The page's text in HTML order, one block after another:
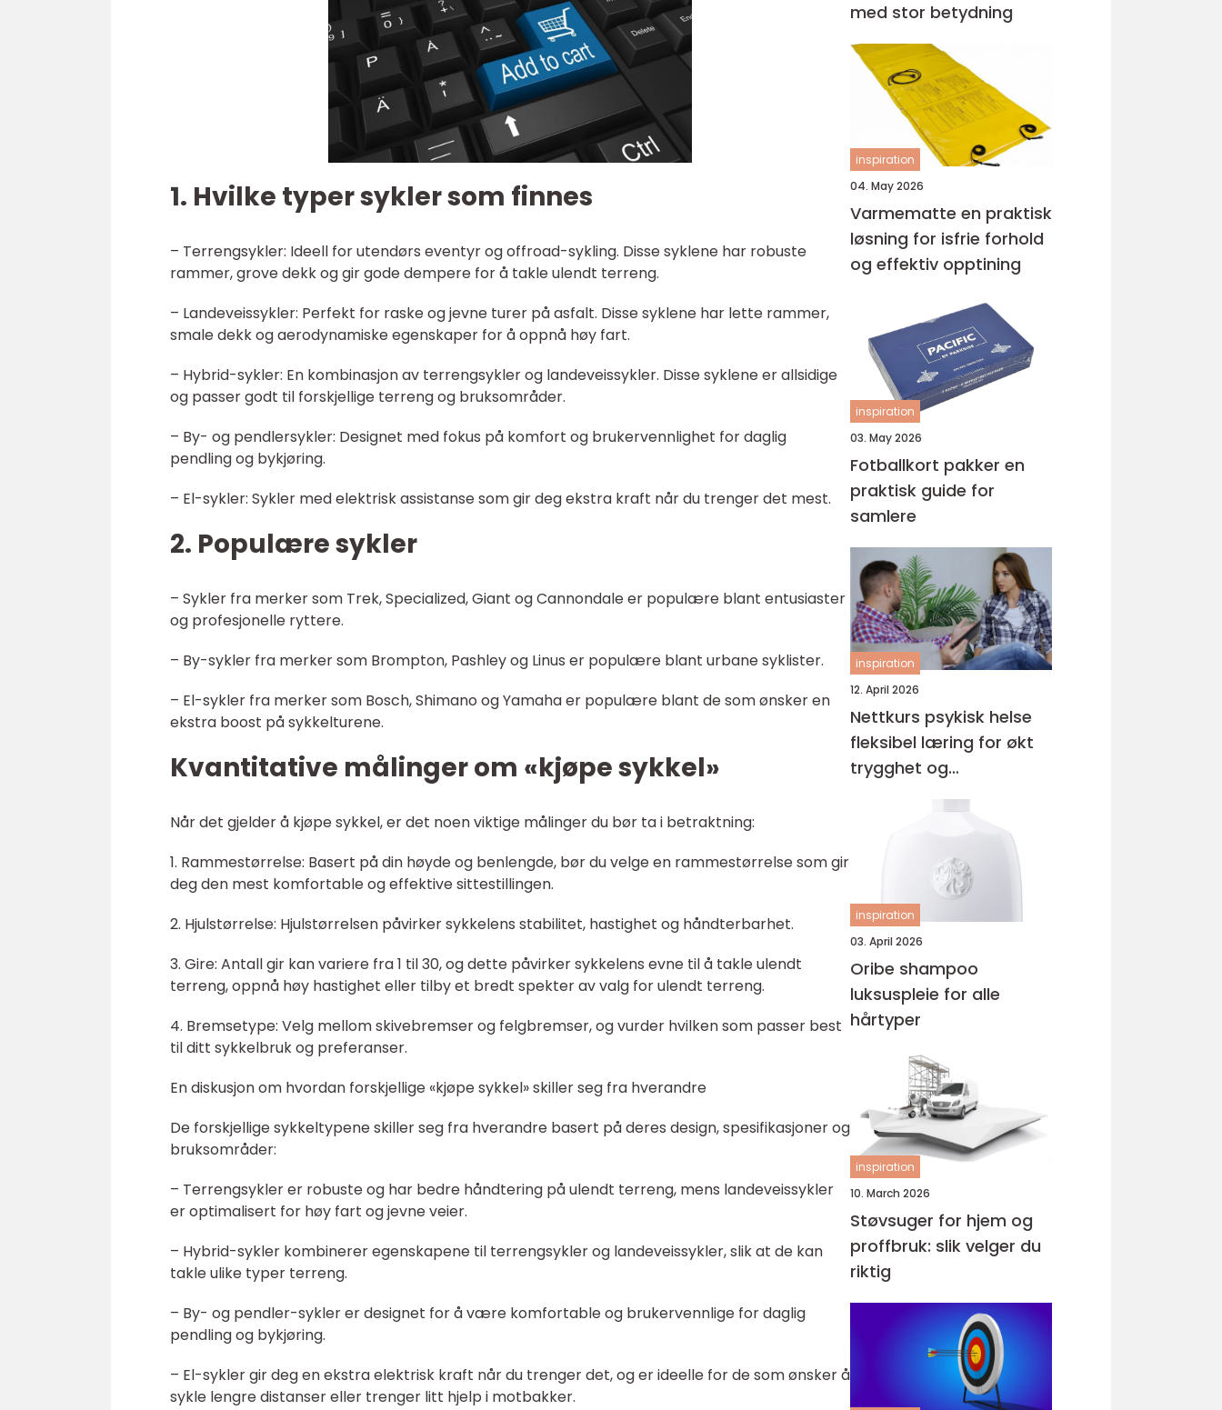
1. Hvilke typer sykler som finnes
– Terrengsykler: Ideell for utendørs eventyr og offroad-sykling. Disse syklene har robuste
rammer, grove dekk og gir gode dempere for å takle ulendt terreng.
– Landeveissykler: Perfekt for raske og jevne turer på asfalt. Disse syklene har lette rammer,
smale dekk og aerodynamiske egenskaper for å oppnå høy fart.
– Hybrid-sykler: En kombinasjon av terrengsykler og landeveissykler. Disse syklene er allsidige
og passer godt til forskjellige terreng og bruksområder.
– By- og pendlersykler: Designet med fokus på komfort og brukervennlighet for daglig
pendling og bykjøring.
– El-sykler: Sykler med elektrisk assistanse som gir deg ekstra kraft når du trenger det mest.
2. Populære sykler
– Sykler fra merker som Trek, Specialized, Giant og Cannondale er populære blant entusiaster
og profesjonelle ryttere.
– By-sykler fra merker som Brompton, Pashley og Linus er populære blant urbane syklister.
– El-sykler fra merker som Bosch, Shimano og Yamaha er populære blant de som ønsker en
ekstra boost på sykkelturene.
Kvantitative målinger om «kjøpe sykkel»
Når det gjelder å kjøpe sykkel, er det noen viktige målinger du bør ta i betraktning:
1. Rammestørrelse: Basert på din høyde og benlengde, bør du velge en rammestørrelse som gir
deg den mest komfortable og effektive sittestillingen.
2. Hjulstørrelse: Hjulstørrelsen påvirker sykkelens stabilitet, hastighet og håndterbarhet.
3. Gire: Antall gir kan variere fra 1 til 30, og dette påvirker sykkelens evne til å takle ulendt
terreng, oppnå høy hastighet eller tilby et bredt spekter av valg for ulendt terreng.
4. Bremsetype: Velg mellom skivebremser og felgbremser, og vurder hvilken som passer best
til ditt sykkelbruk og preferanser.
En diskusjon om hvordan forskjellige «kjøpe sykkel» skiller seg fra hverandre
De forskjellige sykkeltypene skiller seg fra hverandre basert på deres design, spesifikasjoner og
bruksområder:
– Terrengsykler er robuste og har bedre håndtering på ulendt terreng, mens landeveissykler
er optimalisert for høy fart og jevne veier.
– Hybrid-sykler kombinerer egenskapene til terrengsykler og landeveissykler, slik at de kan
takle ulike typer terreng.
– By- og pendler-sykler er designet for å være komfortable og brukervennlige for daglig
pendling og bykjøring.
– El-sykler gir deg en ekstra elektrisk kraft når du trenger det, og er ideelle for de som ønsker å
sykle lengre distanser eller trenger litt hjelp i motbakker.
med stor betydning
inspiration
04. May 2026
Varmematte en praktisk
løsning for isfrie forhold
og effektiv opptining
inspiration
03. May 2026
Fotballkort pakker en
praktisk guide for
samlere
inspiration
12. April 2026
Nettkurs psykisk helse
fleksibel læring for økt
trygghet og
kompetanse
inspiration
03. April 2026
Oribe shampoo
luksuspleie for alle
hårtyper
inspiration
10. March 2026
Støvsuger for hjem og
proffbruk: slik velger du
riktig